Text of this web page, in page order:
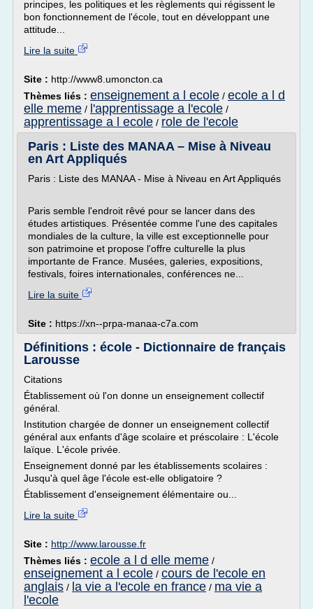
principes, les politiques et les règlements qui régissent le
bon fonctionnement de l'école, tout en développant une
attitude...
Lire la suite
Site : http://www8.umoncton.ca
Thèmes liés : enseignement a l ecole / ecole a l d
elle meme / l'apprentissage a l'ecole /
apprentissage a l ecole / role de l'ecole
Paris : Liste des MANAA – Mise à Niveau
en Art Appliqués
Paris : Liste des MANAA - Mise à Niveau en Art Appliqués
Paris semble l'endroit rêvé pour se lancer dans des
études artistiques. Présentée comme l'une des capitales
mondiales de la culture, la ville est exceptionnelle pour
son patrimoine et propose l'offre culturelle la plus
importante de France. Musées, galeries, expositions,
festivals, foires internationales, conférences ne...
Lire la suite
Site : https://xn--prpa-manaa-c7a.com
Définitions : école - Dictionnaire de français
Larousse
Citations
Établissement où l'on donne un enseignement collectif
général.
Institution chargée de donner un enseignement collectif
général aux enfants d'âge scolaire et préscolaire : L'école
laïque. L'école privée.
Enseignement donné par les établissements scolaires :
Jusqu'à quel âge l'école est-elle obligatoire ?
Établissement d'enseignement élémentaire ou...
Lire la suite
Site : http://www.larousse.fr
Thèmes liés : ecole a l d elle meme /
enseignement a l ecole / cours de l'ecole en
anglais / la vie a l'ecole en france / ma vie a
l'ecole